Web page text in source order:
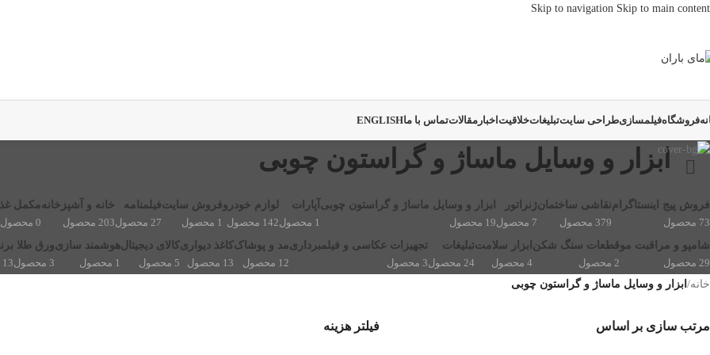
Skip to navigation Skip to main content
فروشگاهفیلمسازیطراحی سایتتبلیغاتخلاقیت اخبار مقالاتتماس با ماENGLISH
ابزار و وسایل ماساژ و گراستون چوبی
فروش پیج اینستاگرام
73 محصول
نقاشی ساختمان
379 محصول
ژنراتور
7 محصول
ابزار و وسایل ماساژ و گراستون چوبی
19 محصول
آپارات
1 محصول
لوازم خودرو
142 محصول
فروش سایت
1 محصول
فیلمنامه
27 محصول
خانه و آشپزخانه
203 محصول
مکمل
0 محصول
شامپو و مراقبت مو
29 محصول
قطعات سنگ شکن
2 محصول
ابزار سلامت
4 محصول
تبلیغات
24 محصول
تجهیزات عکاسی و فیلمبرداری
3 محصول
مد و پوشاک
12 محصول
کاغذ دیواری
13 محصول
کالای دیجیتال
5 محصول
هوشمند سازی
1 محصول
ورق طلا
3 محصول 13 محصول
خانه/ ابزار و وسایل ماساژ و گراستون چوبی
مرتب سازی بر اساس فیلتر هزینه